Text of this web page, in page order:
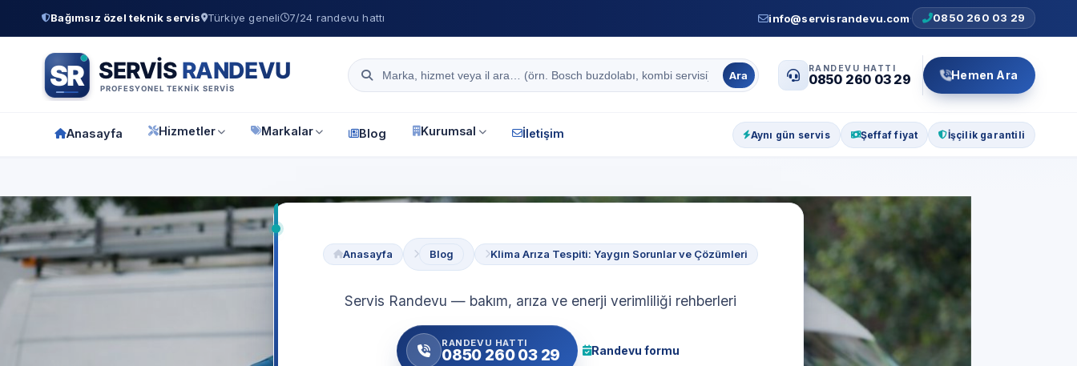
Bağımsız özel teknik servis Türkiye geneli 7/24 randevu hattı info@servisrandevu.com· 0850 260 03 29
Site içi arama Ara
RANDEVU HATTI
0850 260 03 29 Hemen Ara
Anasayfa Hizmetler Markalar Blog Kurumsal İletişim Aynı gün servis Şeffaf fiyat İşçilik garantili
Anasayfa Blog Klima Arıza Tespiti: Yaygın Sorunlar ve Çözümleri
Servis Randevu — bakım, arıza ve enerji verimliliği rehberleri
RANDEVU HATTI
0850 260 03 29 Randevu formu